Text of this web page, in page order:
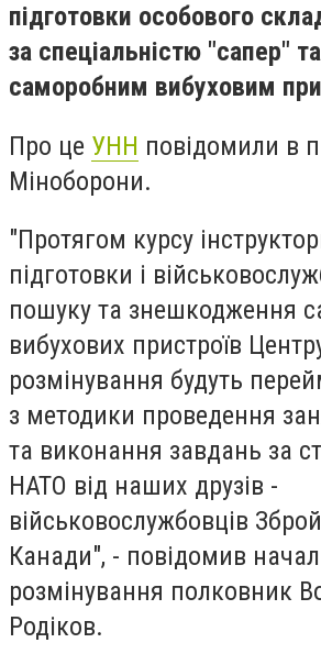
підготовки особового
за спеціальністю "сапер"
саморобним вибуховим
Про це УНН повідомили в
Міноборони.
"Протягом курсу
підготовки і
пошуку та знешкодження
вибухових пристроїв
розмінування будуть
з методики проведення
та виконання завдань за
НАТО від наших друзів -
військовослужбовців
Канади", - повідомив
розмінування полковник
Родіков.